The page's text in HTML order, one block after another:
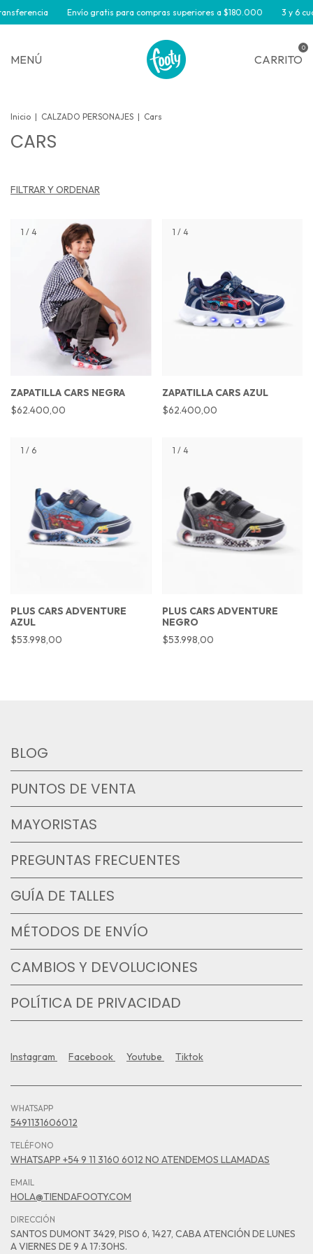
Envío gratis para compras superiores a $180.000 3 y 6
MENÚ CARRITO
0
Inicio | CALZADO PERSONAJES | Cars
CARS
FILTRAR Y ORDENAR
1 / 4
ZAPATILLA CARS NEGRA
$62.400,00
1 / 4
ZAPATILLA CARS AZUL
$62.400,00
1 / 6
PLUS CARS ADVENTURE
AZUL
$53.998,00
1 / 4
PLUS CARS ADVENTURE
NEGRO
$53.998,00
BLOG
PUNTOS DE VENTA
MAYORISTAS
PREGUNTAS FRECUENTES
GUÍA DE TALLES
MÉTODOS DE ENVÍO
CAMBIOS Y DEVOLUCIONES
POLÍTICA DE PRIVACIDAD
Instagram Facebook Youtube Tiktok
WHATSAPP
5491131606012
TELÉFONO
WHATSAPP +54 9 11 3160 6012 NO ATENDEMOS LLAMADAS
EMAIL
HOLA@TIENDAFOOTY.COM
DIRECCIÓN
SANTOS DUMONT 3429, PISO 6, 1427, CABA ATENCIÓN DE LUNES
A VIERNES DE 9 A 17:30HS.